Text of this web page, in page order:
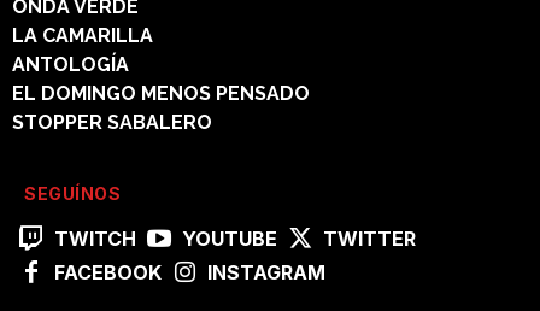
ONDA VERDE
LA CAMARILLA
ANTOLOGÍA
EL DOMINGO MENOS PENSADO
STOPPER SABALERO
SEGUÍNOS
TWITCH YOUTUBE
TWITTER
FACEBOOK
INSTAGRAM